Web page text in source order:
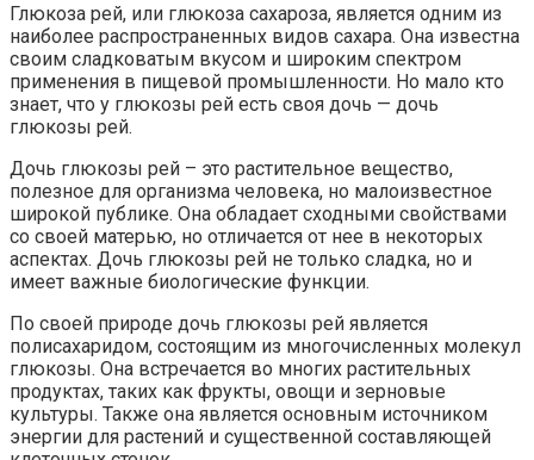
Глюкоза рей, или глюкоза сахароза, является одним из
наиболее распространенных видов сахара. Она известна
своим сладковатым вкусом и широким спектром
применения в пищевой промышленности. Но мало кто
знает, что у глюкозы рей есть своя дочь — дочь
глюкозы рей.
Дочь глюкозы рей – это растительное вещество,
полезное для организма человека, но малоизвестное
широкой публике. Она обладает сходными свойствами
со своей матерью, но отличается от нее в некоторых
аспектах. Дочь глюкозы рей не только сладка, но и
имеет важные биологические функции.
По своей природе дочь глюкозы рей является
полисахаридом, состоящим из многочисленных молекул
глюкозы. Она встречается во многих растительных
продуктах, таких как фрукты, овощи и зерновые
культуры. Также она является основным источником
энергии для растений и существенной составляющей